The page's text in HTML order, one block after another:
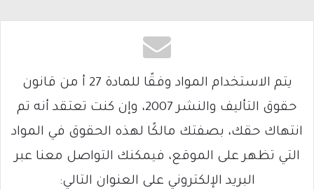
يتم الاستخدام المواد وفقًا للمادة 27 أ من قانون
حقوق التأليف والنشر 2007، وإن كنت تعتقد أنه تم
انتهاك حقك، بصفتك مالكًا لهذه الحقوق في المواد
التي تظهر على الموقع، فيمكنك التواصل معنا عبر
البريد الإلكتروني على العنوان التالي: